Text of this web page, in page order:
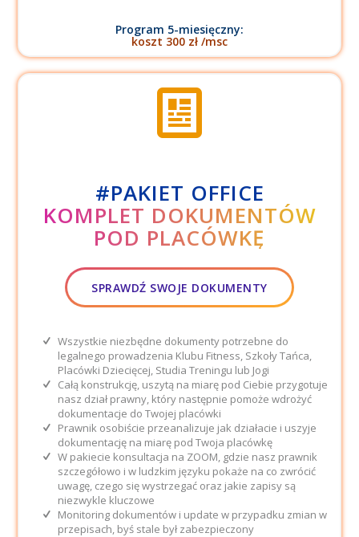
Program 5-miesięczny:
koszt 300 zł /msc
#PAKIET OFFICE
KOMPLET DOKUMENTÓW
POD PLACÓWKĘ
SPRAWDŹ SWOJE DOKUMENTY
Wszystkie niezbędne dokumenty potrzebne do
legalnego prowadzenia Klubu Fitness, Szkoły Tańca,
Placówki Dziecięcej, Studia Treningu lub Jogi
Całą konstrukcję, uszytą na miarę pod Ciebie przygotuje
nasz dział prawny, który następnie pomoże wdrożyć
dokumentacje do Twojej placówki
Prawnik osobiście przeanalizuje jak działacie i uszyje
dokumentację na miarę pod Twoja placówkę
W pakiecie konsultacja na ZOOM, gdzie nasz prawnik
szczegółowo i w ludzkim języku pokaże na co zwrócić
uwagę, czego się wystrzegać oraz jakie zapisy są
niezwykle kluczowe
Monitoring dokumentów i update w przypadku zmian w
przepisach, byś stale był zabezpieczony